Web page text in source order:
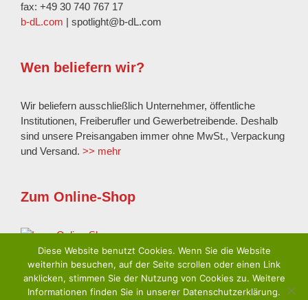
fax: +49 30 740 767 17
b-dL.com | spotlight@b-dL.com
Wen beliefern wir?
Wir beliefern ausschließlich Unternehmer, öffentliche
Institutionen, Freiberufler und Gewerbetreibende. Deshalb
sind unsere Preisangaben immer ohne MwSt., Verpackung
und Versand. >> mehr
Zum Online-Shop
Impressum |Datenschutzerklärung
Diese Website benutzt Cookies. Wenn Sie die Website
weiterhin besuchen, auf der Seite scrollen oder einen Link
anklicken, stimmen Sie der Nutzung von Cookies zu. Weitere
Informationen finden Sie in unserer Datenschutzerklärung.